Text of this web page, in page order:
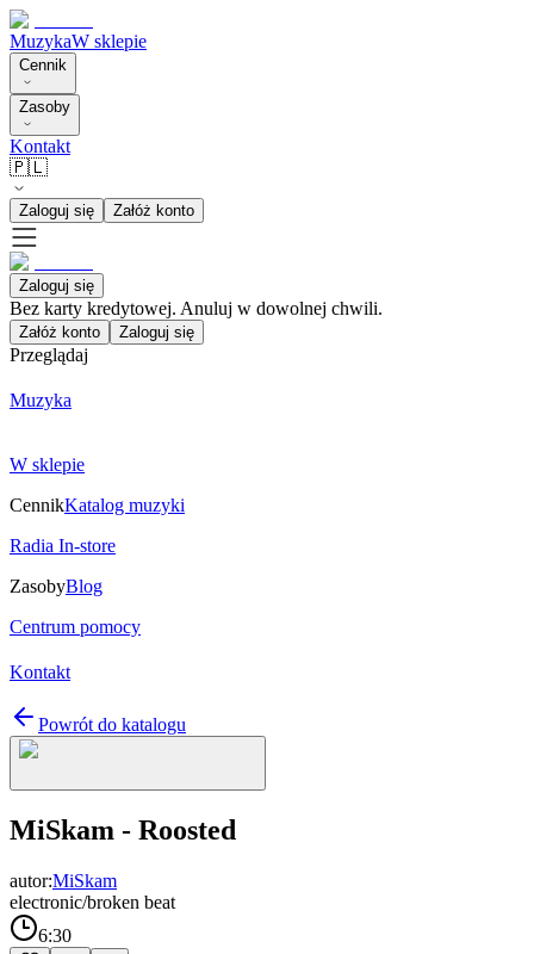
MuzykaW sklepie
Cennik
Zasoby
Kontakt
🇵🇱
Zaloguj się Załóż konto
Zaloguj się
Bez karty kredytowej. Anuluj w dowolnej chwili.
Załóż konto Zaloguj się
Przeglądaj
Muzyka
W sklepie
CennikKatalog muzyki
Radia In-store
ZasobyBlog
Centrum pomocy
Kontakt
Powrót do katalogu
MiSkam - Roosted
autor:MiSkam
electronic/broken beat
6:30